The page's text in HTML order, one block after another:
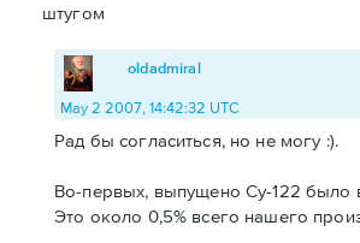
штугом
oldadmiral
May 2 2007, 14:42:32 UTC
Рад бы согласиться, но не могу :).
Во-первых, выпущено Су-122 было
Это около 0,5% всего нашего